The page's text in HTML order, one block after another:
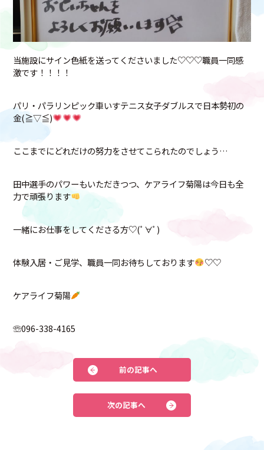
当施設にサイン色紙を送ってくださいました♡♡♡職員一同感
激です！！！！
パリ・パラリンピック車いすテニス女子ダブルスで日本勢初の
金(≧▽≦)
ここまでにどれだけの努力をさせてこられたのでしょう…
田中選手のパワーもいただきつつ、ケアライフ菊陽は今日も全
力で頑張ります
一緒にお仕事をしてくださる方♡(ﾟ∀ﾟ)
体験入居・ご見学、職員一同お待ちしております ♡♡
ケアライフ菊陽
☏096-338-4165
前の記事へ
次の記事へ